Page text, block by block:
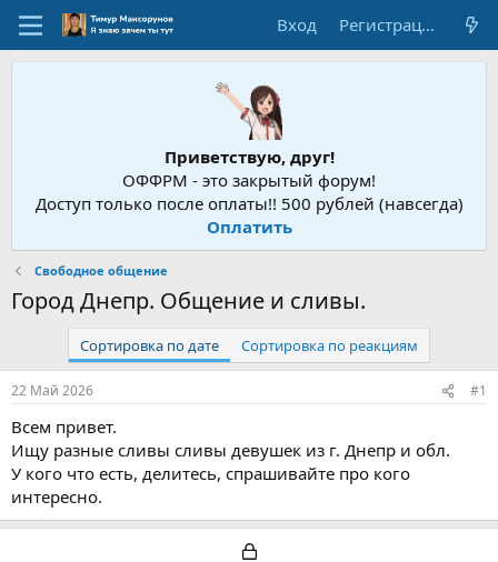
Вход Регистрация
Приветствую, друг!
ОФФРМ - это закрытый форум!
Доступ только после оплаты!! 500 рублей (навсегда)
Оплатить
Свободное общение
Город Днепр. Общение и сливы.
Сортировка по дате Сортировка по реакциям
22 Май 2026 #1
Всем привет.
Ищу разные сливы сливы девушек из г. Днепр и обл.
У кого что есть, делитесь, спрашивайте про кого
интересно.